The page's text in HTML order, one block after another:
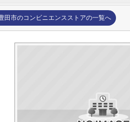
田市のコンビニエンスストアの一覧へ